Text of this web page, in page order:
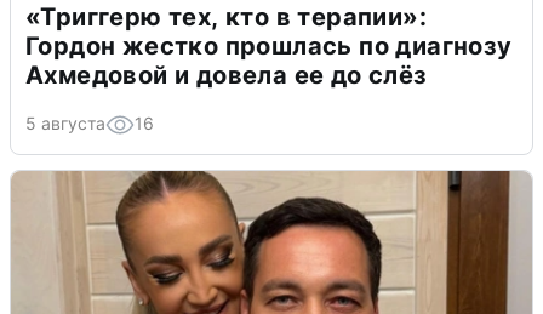
«Триггерю тех, кто в терапии»:
Гордон жестко прошлась по диагнозу
Ахмедовой и довела ее до слёз
5 августа 16